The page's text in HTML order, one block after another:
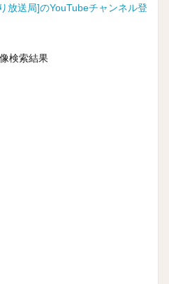
放送局]のYouTubeチャンネル登